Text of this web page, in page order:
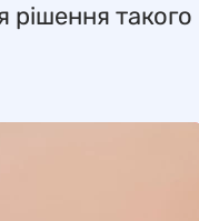
рішення такого